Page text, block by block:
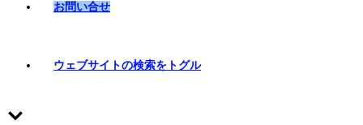
お問い合せ
ウェブサイトの検索をトグル